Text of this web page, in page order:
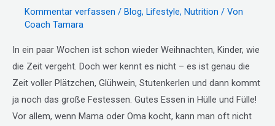
Kommentar verfassen / Blog, Lifestyle, Nutrition / Von
Coach Tamara
In ein paar Wochen ist schon wieder Weihnachten, Kinder, wie
die Zeit vergeht. Doch wer kennt es nicht – es ist genau die
Zeit voller Plätzchen, Glühwein, Stutenkerlen und dann kommt
ja noch das große Festessen. Gutes Essen in Hülle und Fülle!
Vor allem, wenn Mama oder Oma kocht, kann man oft nicht